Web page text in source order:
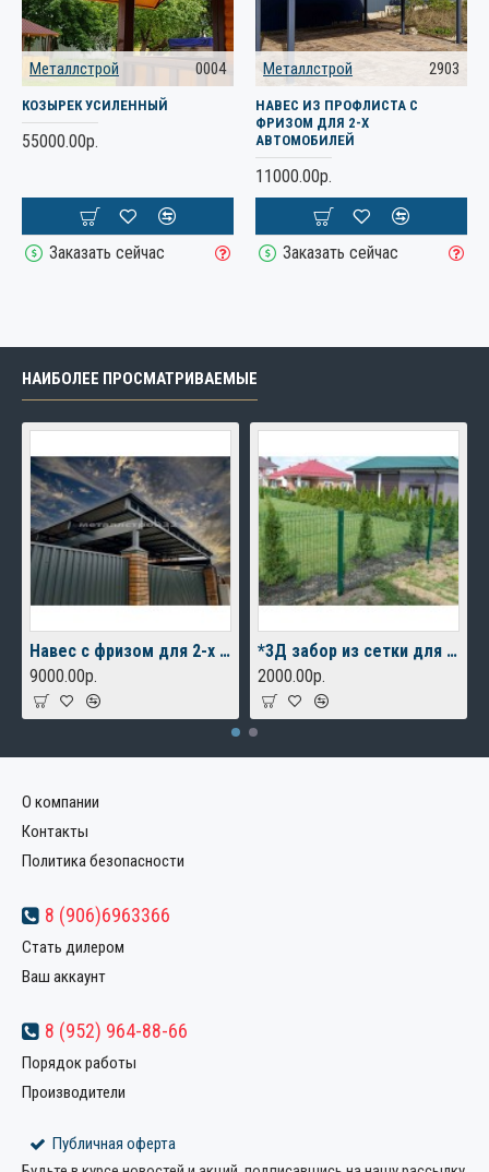
Металлстрой 0004
КОЗЫРЕК УСИЛЕННЫЙ
55000.00р.
Заказать сейчас
Металлстрой 2903
НАВЕС ИЗ ПРОФЛИСТА С
ФРИЗОМ ДЛЯ 2-Х
АВТОМОБИЛЕЙ
11000.00р.
Заказать сейчас
НАИБОЛЕЕ ПРОСМАТРИВАЕМЫЕ
Навес с фризом для 2-х автомобилей
9000.00р.
*3Д забор из сетки для дачного дома
2000.00р.
О компании
Контакты
Политика безопасности
8 (906)6963366
Стать дилером
Ваш аккаунт
8 (952) 964-88-66
Порядок работы
Производители
Публичная оферта